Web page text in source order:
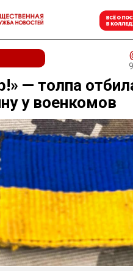
— толпа
у военкомов